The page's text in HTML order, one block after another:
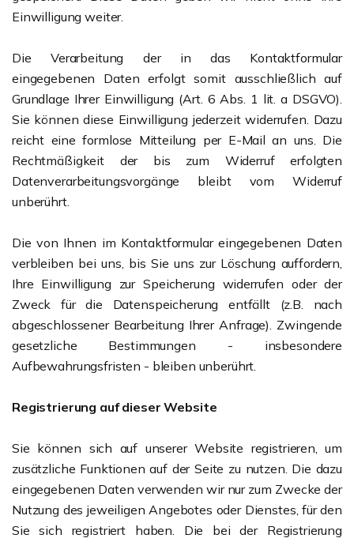
Einwilligung weiter.
Die Verarbeitung der in das Kontaktformular
eingegebenen Daten erfolgt somit ausschließlich auf
Grundlage Ihrer Einwilligung (Art. 6 Abs. 1 lit. a DSGVO).
Sie können diese Einwilligung jederzeit widerrufen. Dazu
reicht eine formlose Mitteilung per E-Mail an uns. Die
Rechtmäßigkeit der bis zum Widerruf erfolgten
Datenverarbeitungsvorgänge bleibt vom Widerruf
unberührt.
Die von Ihnen im Kontaktformular eingegebenen Daten
verbleiben bei uns, bis Sie uns zur Löschung auffordern,
Ihre Einwilligung zur Speicherung widerrufen oder der
Zweck für die Datenspeicherung entfällt (z.B. nach
abgeschlossener Bearbeitung Ihrer Anfrage). Zwingende
gesetzliche Bestimmungen - insbesondere
Aufbewahrungsfristen - bleiben unberührt.
Registrierung auf dieser Website
Sie können sich auf unserer Website registrieren, um
zusätzliche Funktionen auf der Seite zu nutzen. Die dazu
eingegebenen Daten verwenden wir nur zum Zwecke der
Nutzung des jeweiligen Angebotes oder Dienstes, für den
Sie sich registriert haben. Die bei der Registrierung